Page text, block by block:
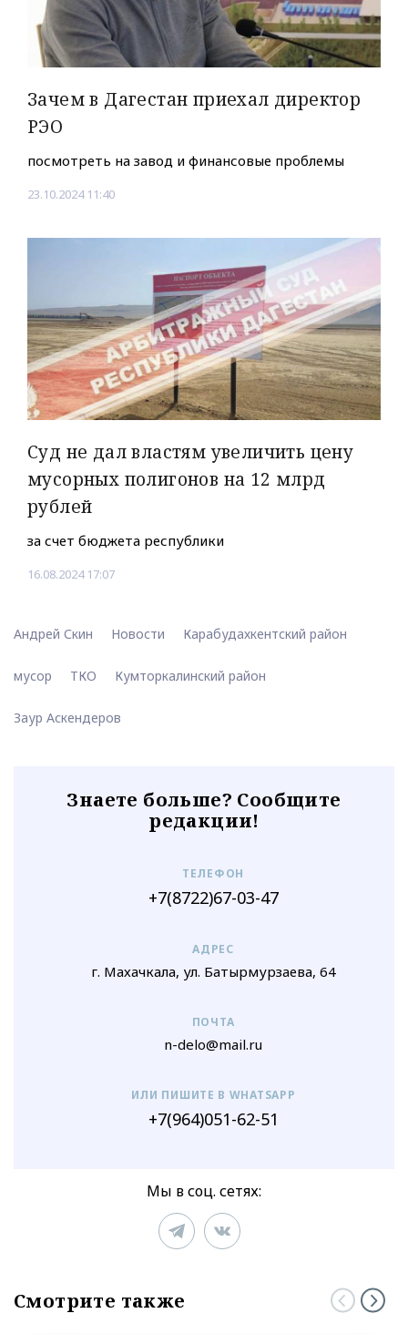
Зачем в Дагестан приехал директор
РЭО
посмотреть на завод и финансовые проблемы
23.10.2024 11:40
Суд не дал властям увеличить цену
мусорных полигонов на 12 млрд
рублей
за счет бюджета республики
16.08.2024 17:07
Андрей Скин Новости Карабудахкентский район
мусор ТКО Кумторкалинский район
Заур Аскендеров
Знаете больше? Сообщите
редакции!
ТЕЛЕФОН
+7(8722)67-03-47
АДРЕС
г. Махачкала, ул. Батырмурзаева, 64
ПОЧТА
n-delo@mail.ru
ИЛИ ПИШИТЕ В WHATSAPP
+7(964)051-62-51
Мы в соц. сетях:
Смотрите также